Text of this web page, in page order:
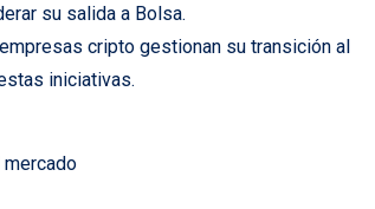
su salida a Bolsa.
cripto gestionan su transición al
iniciativas.
mercado